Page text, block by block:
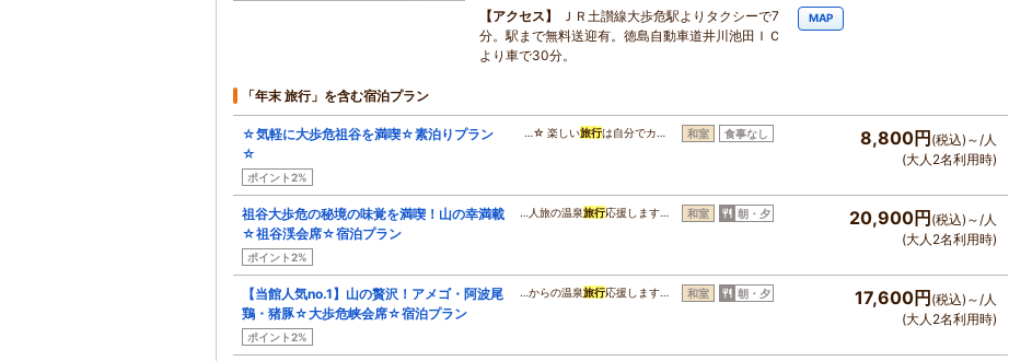
アクセス
ＪＲ土讃線大歩危駅よりタクシーで7
分。駅まで無料送迎有。徳島自動車道井川池田ＩＣ
より車で30分。
MAP
「年末 旅行」を含む宿泊プラン
☆気軽に大歩危祖谷を満喫☆素泊りプラン
☆
ポイント2%
…☆ 楽しい旅行は自分でカ… 和室 食事なし 8,800円 (税込)～/人
(大人2名利用時)
祖谷大歩危の秘境の味覚を満喫！山の幸満載
☆祖谷渓会席☆宿泊プラン
ポイント2%
…人旅の温泉旅行応援します… 和室 朝・夕 20,900円 (税込)～/人
(大人2名利用時)
【当館人気no.1】山の贅沢！アメゴ・阿波尾
鶏・猪豚☆大歩危峡会席☆宿泊プラン
ポイント2%
…からの温泉旅行応援します… 和室 朝・夕 17,600円 (税込)～/人
(大人2名利用時)